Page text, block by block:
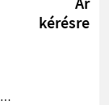
kérésre